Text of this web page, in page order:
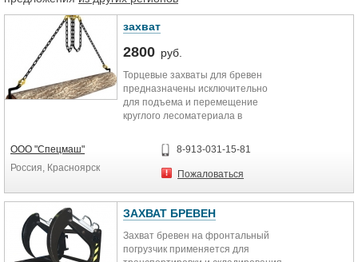
захват
2800 руб.
Торцевые захваты для бревен
предназначены исключительно
для подъема и перемещение
круглого лесоматериала в
процессе заготовки и переработки
древесины. Зацепление груза
захватами для бревен
смонтированных на двухветвевом
длинными бревнами на траверсе.
Захват представляет собой крюк с
ООО "Спецмаш"
Россия, Красноярск
8-913-031-15-81
Пожаловаться
ЗАХВАТ БРЕВЕН
Захват бревен на фронтальный
погрузчик применяется для